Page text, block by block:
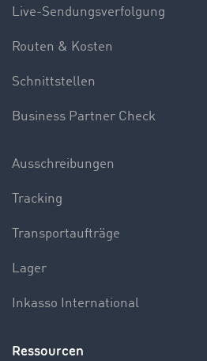
Live-Sendungsverfolgung
Routen & Kosten
Schnittstellen
Business Partner Check
Ausschreibungen
Tracking
Transportaufträge
Lager
Inkasso International
Ressourcen